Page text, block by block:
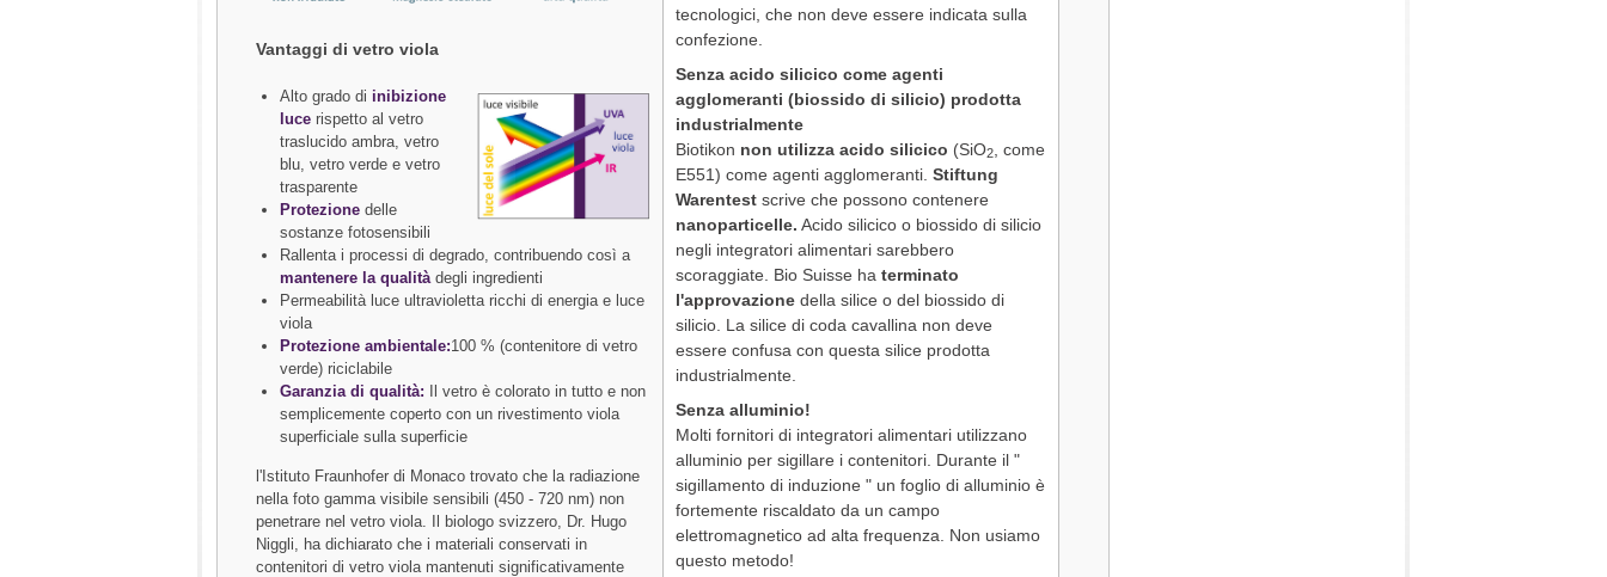
Vantaggi di vetro viola
Alto grado di inibizione
luce rispetto al vetro
traslucido ambra, vetro
blu, vetro verde e vetro
trasparente
Protezione delle
sostanze fotosensibili
Rallenta i processi di degrado, contribuendo così a
mantenere la qualità degli ingredienti
Permeabilità luce ultravioletta ricchi di energia e luce
viola
Protezione ambientale:100 % (contenitore di vetro
verde) riciclabile
Garanzia di qualità: Il vetro è colorato in tutto e non
semplicemente coperto con un rivestimento viola
superficiale sulla superficie
l'Istituto Fraunhofer di Monaco trovato che la radiazione
nella foto gamma visibile sensibili (450 - 720 nm) non
penetrare nel vetro viola. Il biologo svizzero, Dr. Hugo
Niggli, ha dichiarato che i materiali conservati in
contenitori di vetro viola mantenuti significativamente
tecnologici, che non deve essere indicata sulla
confezione.
Senza acido silicico come agenti
agglomeranti (biossido di silicio) prodotta
industrialmente
Biotikon non utilizza acido silicico (SiO2
, come
E551) come agenti agglomeranti.Stiftung
Warentest scrive che possono contenere
nanoparticelle. Acido silicico o biossido di silicio
negli integratori alimentari sarebbero
scoraggiate. Bio Suisse haterminato
l'approvazione della silice o del biossido di
silicio. La silice di coda cavallina non deve
essere confusa con questa silice prodotta
industrialmente.
Senza alluminio!
Molti fornitori di integratori alimentari utilizzano
alluminio per sigillare i contenitori. Durante il "
sigillamento di induzione " un foglio di alluminio è
fortemente riscaldato da un campo
elettromagnetico ad alta frequenza. Non usiamo
questo metodo!